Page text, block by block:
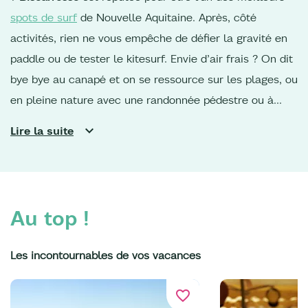
spots de surf de Nouvelle Aquitaine. Après, côté
activités, rien ne vous empêche de défier la gravité en
paddle ou de tester le kitesurf. Envie d’air frais ? On dit
bye bye au canapé et on se ressource sur les plages, ou
en pleine nature avec une randonnée pédestre ou à
croquer quelques huîtres…
Grands Lacs s’engage au quotidien pour préserver et
Lire la suite
Au top !
Les incontournables de vos vacances
favorite_border